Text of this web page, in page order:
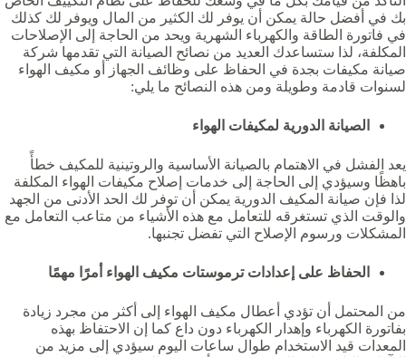
بك في أفضل حالة يمكن أن يوفر لك الكثير من المال ويوفر لك كذلك
في فاتورة الطاقة والكهرباء الشهرية ويحد من الحاجة إلى الإصلاحات
المكلفة، لذا ستساعدك العديد من نصائح الصيانة التي تقدمها شركة
صيانة مكيفات بجدة في الحفاظ على وظائف الجهاز أو مكيف الهواء
لسنوات قادمة وطويلة ومن هذه النصائح ما يلي:
الصيانة الدورية لمكيفات الهواء
يعد الفشل في الاهتمام بالصيانة الأساسية والروتينية للمكيف خطأً
باهظًا وسيؤدي إلى الحاجة إلى خدمات إصلاح مكيفات الهواء المكلفة
لذا فإن صيانة المكيف الدورية يمكن أن توفر لك الحد الأدنى من الجهد
والوقت الذي تستغرقه للتعامل مع هذه الأشياء من متاعب التعامل مع
المشكلات ورسوم الإصلاح التي تفضل تجنبها.
الحفاظ على إعدادات ترموستات مكيف الهواء أمرًا مهمًا
من المحتمل أن تؤدي أعطال مكيف الهواء إلى أكثر من مجرد زيادة
بفاتورة الكهرباء وإهدار الكهرباء دون داع كما إن الاحتفاظ بهذه
المعدات قيد الاستخدام طوال ساعات اليوم سيؤدي إلى مزيد من